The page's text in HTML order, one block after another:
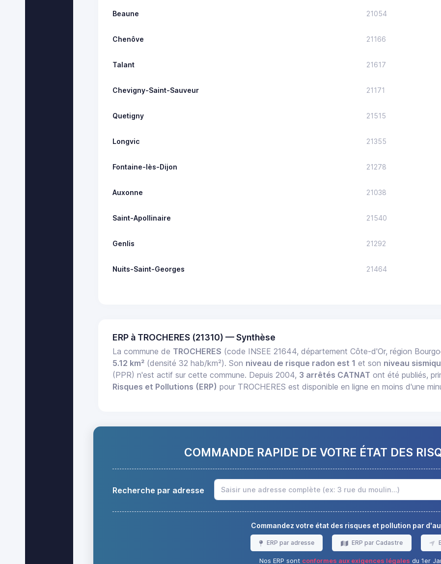
Beaune 21054
Chenôve 21166
Talant 21617
Chevigny-Saint-Sauveur 21171
Quetigny 21515
Longvic 21355
Fontaine-lès-Dijon 21278
Auxonne 21038
Saint-Apollinaire 21540
Genlis 21292
Nuits-Saint-Georges 21464
ERP à TROCHERES (21310) — Synthèse
La commune de TROCHERES (code INSEE 21644, département Côte-d'Or, région
5.12 km² (densité 32 hab/km²). Son niveau de risque radon est 1 et son niveau
(PPR) n'est actif sur cette commune. Depuis 2004, 3 arrêtés CATNAT ont été publiés,
Risques et Pollutions (ERP) pour TROCHERES est disponible en ligne en moins d'une
COMMANDE RAPIDE DE VOTRE ÉTAT DES
Recherche par adresse
Commandez votre état des risques et pollution par
ERP par adresse ERP par Cadastre
Nos ERP sont conformes aux exigences légales du 1er